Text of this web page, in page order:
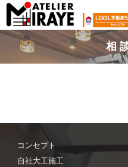
相
コンセプト
自社大工施工